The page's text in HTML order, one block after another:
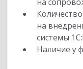
на
системы
Наличие у